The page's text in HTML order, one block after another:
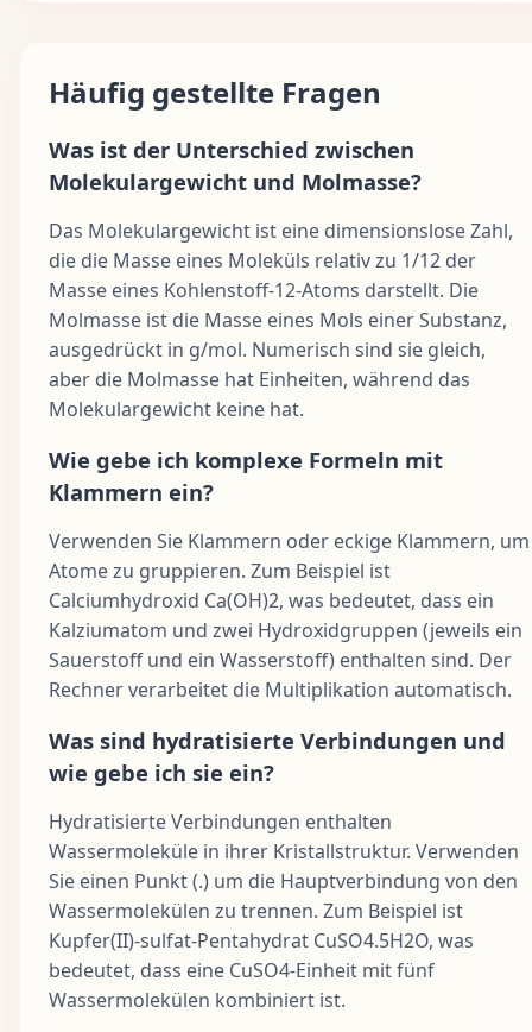
Häufig gestellte Fragen
Was ist der Unterschied zwischen
Molekulargewicht und Molmasse?
Das Molekulargewicht ist eine dimensionslose Zahl,
die die Masse eines Moleküls relativ zu 1/12 der
Masse eines Kohlenstoff-12-Atoms darstellt. Die
Molmasse ist die Masse eines Mols einer Substanz,
ausgedrückt in g/mol. Numerisch sind sie gleich,
aber die Molmasse hat Einheiten, während das
Molekulargewicht keine hat.
Wie gebe ich komplexe Formeln mit
Klammern ein?
Verwenden Sie Klammern oder eckige Klammern, um
Atome zu gruppieren. Zum Beispiel ist
Calciumhydroxid Ca(OH)2, was bedeutet, dass ein
Kalziumatom und zwei Hydroxidgruppen (jeweils ein
Sauerstoff und ein Wasserstoff) enthalten sind. Der
Rechner verarbeitet die Multiplikation automatisch.
Was sind hydratisierte Verbindungen und
wie gebe ich sie ein?
Hydratisierte Verbindungen enthalten
Wassermoleküle in ihrer Kristallstruktur. Verwenden
Sie einen Punkt (.) um die Hauptverbindung von den
Wassermolekülen zu trennen. Zum Beispiel ist
Kupfer(II)-sulfat-Pentahydrat CuSO4.5H2O, was
bedeutet, dass eine CuSO4-Einheit mit fünf
Wassermolekülen kombiniert ist.